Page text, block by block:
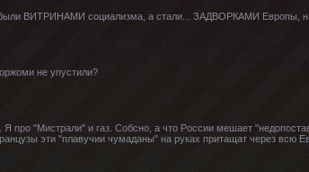
были ВИТРИНАМИ социализма, а стали... ЗАДВОРКАМИ Европы,
не упустили?
Я про "Мистрали" и газ. Собсно, а что России мешает
эти "плавучии чумаданы" на руках притащат через всю